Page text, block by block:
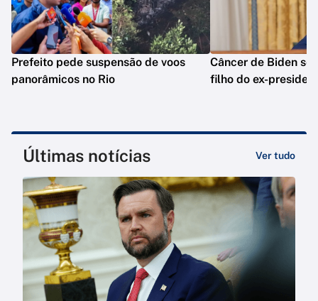
Prefeito pede suspensão de voos
panorâmicos no Rio
Câncer de Biden se
filho do ex-
Últimas notícias Ver tudo